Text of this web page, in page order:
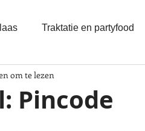
Traktatie en partyfood
Pincode
om te lezen